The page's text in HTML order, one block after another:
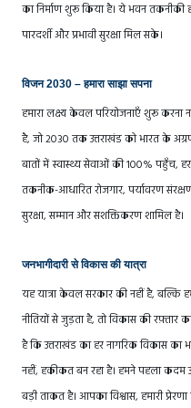
का निर्माण शुरू किया है। ये भवन तकनीकी
पारदर्शी और प्रभावी सुरक्षा मिल सके।
विजन 2030 – हमारा साझा सपना
हमारा लक्ष्य केवल परियोजनाएँ शुरू करना
है, जो 2030 तक उत्तराखंड को भारत के
बातों में स्वास्थ्य सेवाओं की 100% पहुँच,
तकनीक-आधारित रोजगार, पर्यावरण
सुरक्षा, सम्मान और सशक्तिकरण शामिल है।
जनभागीदारी से विकास की यात्रा
यह यात्रा केवल सरकार की नहीं है, बल्कि
नीतियों से जुड़ता है, तो विकास की रफ़्तार
है कि उत्तराखंड का हर नागरिक विकास का
नहीं, हकीकत बन रहा है। हमने पहला
बड़ी ताकत है। आपका विश्वास, हमारी